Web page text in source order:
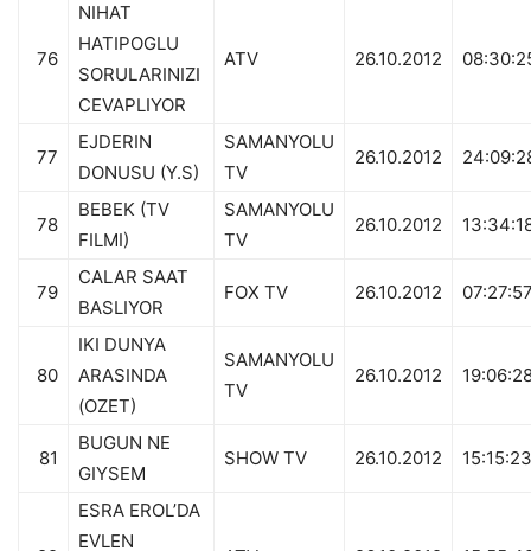
76
NIHAT
HATIPOGLU
SORULARINIZI
CEVAPLIYOR
ATV 26.10.2012
77
EJDERIN
DONUSU (Y.S)
SAMANYOLU
TV
26.10.2012
78
BEBEK (TV
FILMI)
SAMANYOLU
TV
26.10.2012
79
CALAR SAAT
BASLIYOR
FOX TV 26.10.2012
80
IKI DUNYA
ARASINDA
(OZET)
SAMANYOLU
TV
26.10.2012
81
BUGUN NE
GIYSEM
SHOW TV 26.10.2012 15:15:23
ESRA EROL’DA
EVLEN